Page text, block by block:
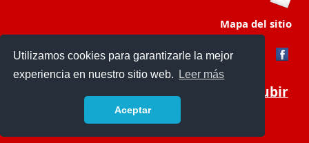
Utilizamos cookies para garantizarle la mejor
experiencia en nuestro sitio web.
Leer más
Aceptar
Mapa del sitio
Subir